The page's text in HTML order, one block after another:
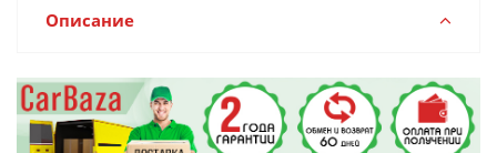
Описание